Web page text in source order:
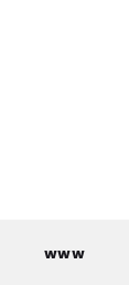
WWW